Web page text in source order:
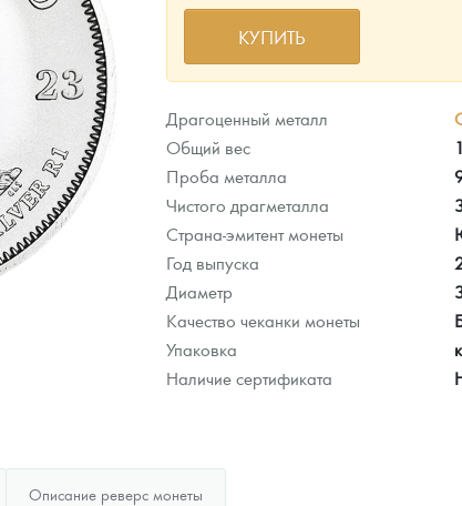
платины на 2026 год
КУПИТЬ
Драгоценный металл
Общий вес
Проба металла
Чистого драгметалла
Страна-эмитент монеты
Год выпуска
Диаметр
Качество чеканки монеты
Упаковка
Наличие сертификата
Описание реверс монеты